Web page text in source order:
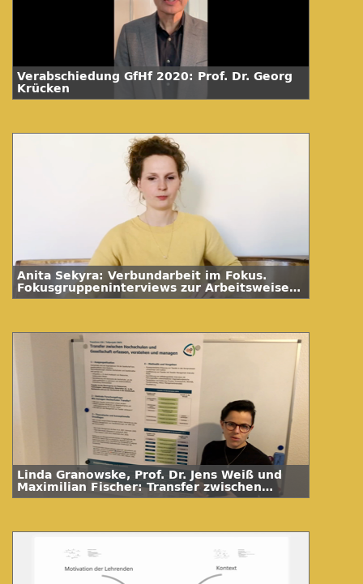
Verabschiedung GfHf 2020: Prof. Dr. Georg
Krücken
Anita Sekyra: Verbundarbeit im Fokus.
Fokusgruppeninterviews zur Arbeitsweise
im sächsischen Verbundprojekt „Lehrpraxis
Linda Granowske, Prof. Dr. Jens Weiß und
Maximilian Fischer: Transfer zwischen
Hochschulen und Gesellschaft erfassen,